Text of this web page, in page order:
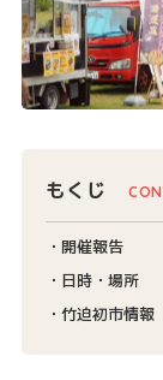
もくじ
開催報告
日時・場所
竹迫初市情報